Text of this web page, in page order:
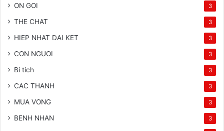
ON GOI 3
THE CHAT 3
HIEP NHAT DAI KET 3
CON NGUOI 3
Bí tích 3
CAC THANH 3
MUA VONG 3
BENH NHAN 3